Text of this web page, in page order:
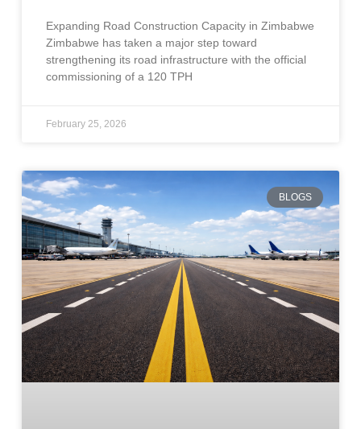
Expanding Road Construction Capacity in Zimbabwe
Zimbabwe has taken a major step toward
strengthening its road infrastructure with the official
commissioning of a 120 TPH
February 25, 2026
BLOGS